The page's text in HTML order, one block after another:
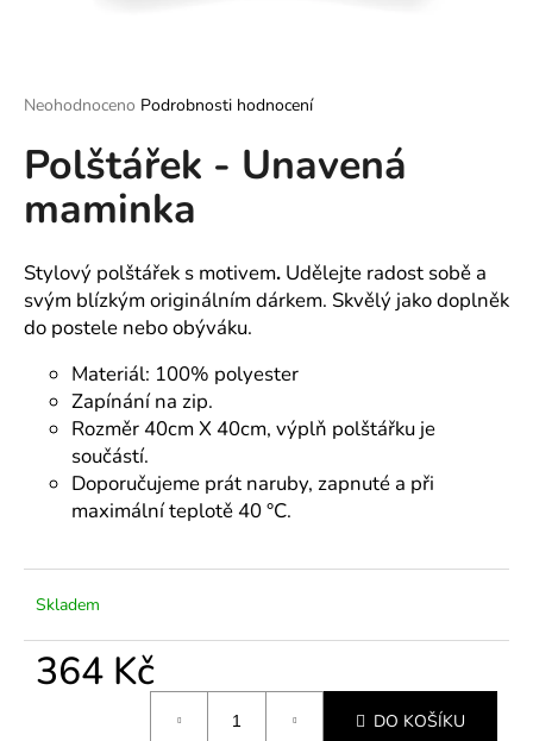
Průměrné
produktu
je
z
hvězdiček.
Neohodnoceno Podrobnosti hodnocení
Polštářek - Unavená
maminka
Stylový polštářek s motivem. Udělejte radost sobě a
svým blízkým originálním dárkem. Skvělý jako doplněk
do postele nebo obýváku.
Materiál: 100% polyester
Zapínání na zip.
Rozměr 40cm X 40cm, výplň polštářku je
součástí.
Doporučujeme prát naruby, zapnuté a při
maximální teplotě 40 °C.
Skladem
364 Kč
DO KOŠÍKU
í
t
?
HLEDAT
u
e
m